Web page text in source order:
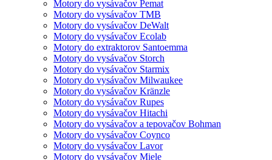
Motory do vysávačov Pemat
Motory do vysávačov TMB
Motory do vysávačov DeWalt
Motory do vysávačov Ecolab
Motory do extraktorov Santoemma
Motory do vysávačov Storch
Motory do vysávačov Starmix
Motory do vysávačov Milwaukee
Motory do vysávačov Kränzle
Motory do vysávačov Rupes
Motory do vysávačov Hitachi
Motory do vysávačov a tepovačov Bohman
Motory do vysávačov Coynco
Motory do vysávačov Lavor
Motory do vysávačov Miele